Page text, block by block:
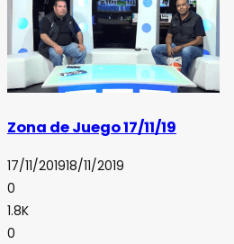
Zona de Juego 17/11/19
17/11/201918/11/2019
0
1.8K
0